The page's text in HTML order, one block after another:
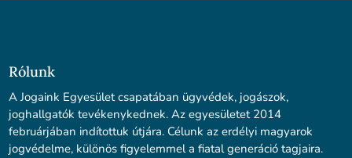
Rólunk
A Jogaink Egyesület csapatában ügyvédek, jogászok,
joghallgatók tevékenykednek. Az egyesületet 2014
februárjában indítottuk útjára. Célunk az erdélyi magyarok
jogvédelme, különös figyelemmel a fiatal generáció tagjaira.